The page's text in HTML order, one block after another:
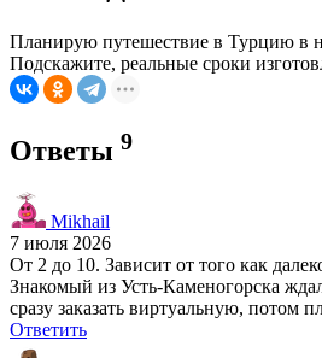
Планирую путешествие в Турцию в
Подскажите, реальные сроки
Ответы 9
Mikhail
7 июля 2026
От 2 до 10. Зависит от того как
Знакомый из Усть-Каменогорска
сразу заказать виртуальную, потом
Ответить